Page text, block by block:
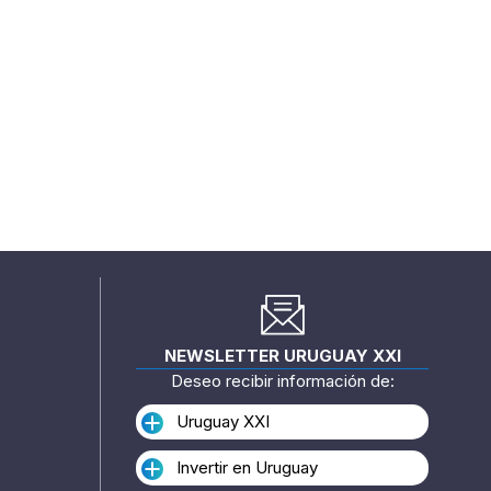
NEWSLETTER URUGUAY XXI
Deseo recibir información de:
Uruguay XXI
Invertir en Uruguay